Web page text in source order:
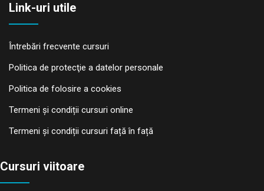
Link-uri utile
Întrebări frecvente cursuri
Politica de protecţie a datelor personale
Politica de folosire a cookies
Termeni și condiții cursuri online
Termeni și condiții cursuri față în față
Cursuri viitoare